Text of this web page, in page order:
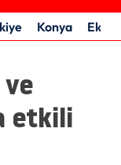
Afyonkarahisar
Amasya
Ankara
Konya
etkili